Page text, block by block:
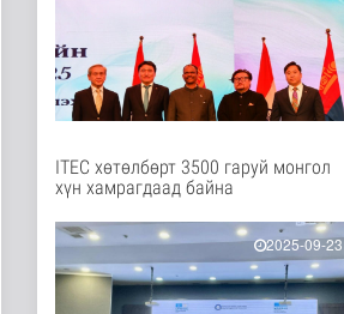
6 цаг 56 минутын өмнө
Ерөнхий сайд БНХАУ-
аас сар бүр 12-15
мянган тонн..
6 цаг 1 минутын өмнө
олговрын асуудлыг
хуулийн..
Нийгэм
6 цаг 4 минутын өмнө
ITEC хөтөлбөрт 3500 гаруй монгол
хүн хамрагдаад байна
2025-09-23